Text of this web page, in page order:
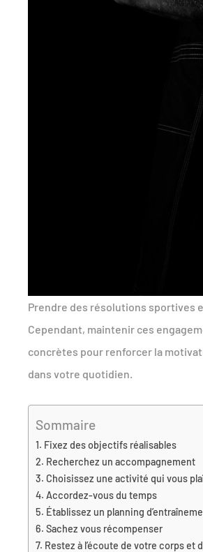
Prendre des résolutions sportives
Cependant, maintenir ces
concrètes pour renforcer la
dans votre quotidien.
Sommaire
Fixez des objectifs réalisables
Recherchez un accompagnement
Choisissez une activité qui vous
Accordez-vous du temps
Établissez un planning
Sachez vous récompenser
Restez à l’écoute de votre corps et